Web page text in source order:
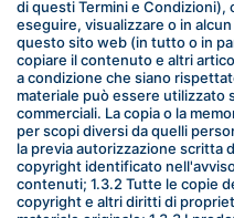
di questi Termini e
eseguire, visualizzare o in
questo sito web (in tutto o in
copiare il contenuto e altri
a condizione che siano
materiale può essere utilizzato
commerciali. La copia o la
per scopi diversi da quelli
la previa autorizzazione scritta
copyright identificato
contenuti; 1.3.2 Tutte le copie
copyright e altri diritti di